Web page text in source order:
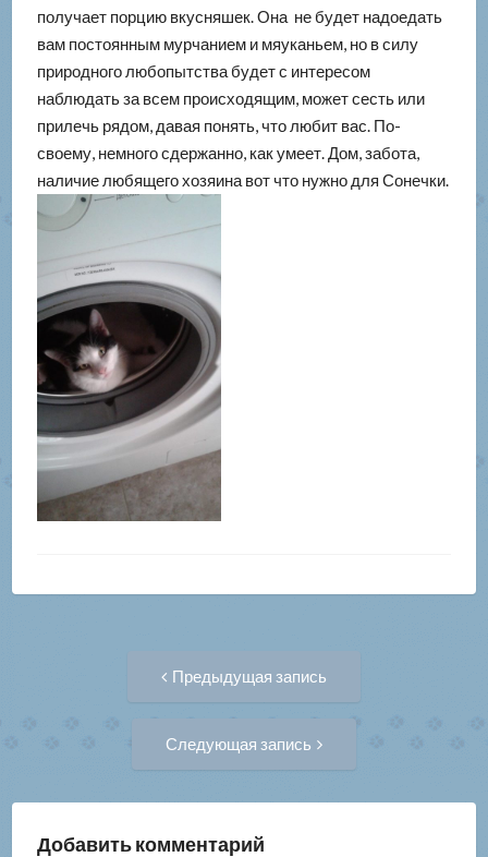
получает порцию вкусняшек. Она не будет надоедать
вам постоянным мурчанием и мяуканьем, но в силу
природного любопытства будет с интересом
наблюдать за всем происходящим, может сесть или
прилечь рядом, давая понять, что любит вас. По-
своему, немного сдержанно, как умеет. Дом, забота,
наличие любящего хозяина вот что нужно для Сонечки.
Навигация
записям
Предыдущая запись
Следующая запись
Добавить комментарий